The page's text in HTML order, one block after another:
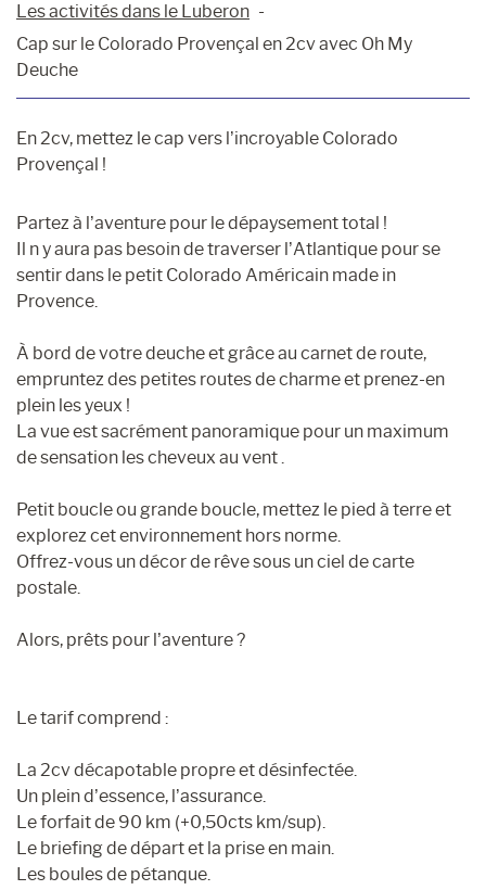
Les activités dans le Luberon
Cap sur le Colorado Provençal en 2cv avec Oh My
Deuche
En 2cv, mettez le cap vers l’incroyable Colorado
Provençal !
Partez à l’aventure pour le dépaysement total !
Il n y aura pas besoin de traverser l’Atlantique pour se
sentir dans le petit Colorado Américain made in
Provence.
À bord de votre deuche et grâce au carnet de route, ​
empruntez des petites routes de charme et prenez-en
plein les yeux !
La vue est sacrément panoramique pour un maximum
de sensation les cheveux au vent .
Petit boucle ou grande boucle, mettez le pied à terre et
explorez cet environnement hors norme.
Offrez-vous un décor de rêve sous un ciel de carte
postale.
Alors, prêts pour l’aventure ?
Le tarif comprend :
La 2cv décapotable propre et désinfectée.
Un plein d’essence, l’assurance.
Le forfait de 90 km (+0,50cts km/sup).
Le briefing de départ et la prise en main.
Les boules de pétanque.